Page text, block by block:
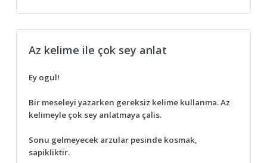
Az kelime ile çok sey anlat
Ey ogul!
Bir meseleyi yazarken gereksiz kelime kullanma. Az
kelimeyle çok sey anlatmaya çalis.
Sonu gelmeyecek arzular pesinde kosmak,
sapikliktir.